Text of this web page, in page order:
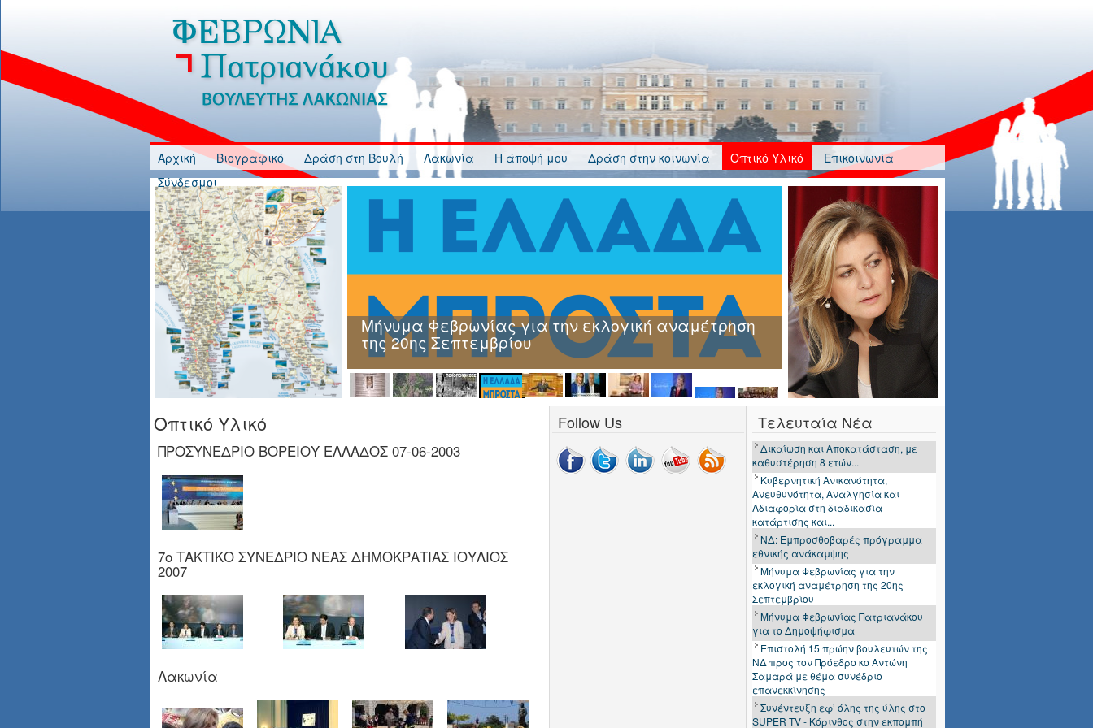
Αρχική Βιογραφικό Δράση στη Βουλή Λακωνία Η άποψή μου Δράση στην κοινωνία Οπτικό Υλικό
Επικοινωνία
Σύνδεσμοι
Μήνυμα Φεβρωνίας για την εκλογική αναμέτρηση
της 20ης Σεπτεμβρίου
Οπτικό Υλικό
ΠΡΟΣΥΝΕΔΡΙΟ ΒΟΡΕΙΟΥ ΕΛΛΑΔΟΣ 07-06-2003
7ο ΤΑΚΤΙΚΟ ΣΥΝΕΔΡΙΟ ΝΕΑΣ ΔΗΜΟΚΡΑΤΙΑΣ ΙΟΥΛΙΟΣ
2007
Λακωνία
Follow Us Τελευταία Νέα
Δικαίωση και Αποκατάσταση, με
καθυστέρηση 8 ετών...
Κυβερνητική Ανικανότητα,
Ανευθυνότητα, Αναλγησία και
Αδιαφορία στη διαδικασία
κατάρτισης και...
ΝΔ: Εμπροσθοβαρές πρόγραμμα
εθνικής ανάκαμψης
Μήνυμα Φεβρωνίας για την
εκλογική αναμέτρηση της 20ης
Μήνυμα Φεβρωνίας Πατριανάκου
για το Δημοψήφισμα
Επιστολή 15 πρώην βουλευτών της
ΝΔ προς τον Πρόεδρο κο Αντώνη
Σαμαρά με θέμα συνέδριο
επανεκκίνησης
Συνέντευξη εφ’ όλης της ύλης στο
SUPER TV - Κόρινθος στην εκπομπή
«Ρωγμή Φωτός», προσκεκλημένη
από...
Μήνυμα Φεβρωνίας
Συνέντευξη στο notospress.gr και στο
δημοσιογράφο κ. Η. Μπόνο
Η κεντρική ομιλία της Φεβρωνίας
Πατριανάκου στη Σπάρτη
Κεντρική Ομιλία στη Σπάρτη
Βίντεο με αποσπάσματα από
τοποθετήσεις μου στη Βουλή
Φεβρωνία Πατριανάκου: Η Λακωνία
έχει τη δική της Δυνατή Φωνή!